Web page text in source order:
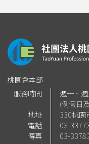
桃園會本部
服務時間
週一 ~
(例假日
地址
330桃園
電話
03-
傳真
03-